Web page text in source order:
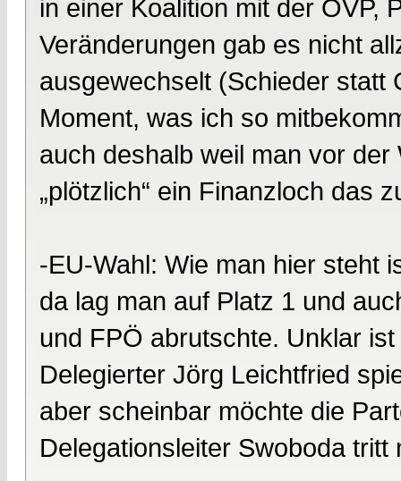
in einer Koalition mit der ÖVP,
Veränderungen gab es nicht
ausgewechselt (Schieder statt
Moment, was ich so
auch deshalb weil man vor
„plötzlich“ ein Finanzloch das
-EU-Wahl: Wie man hier steht
da lag man auf Platz 1 und
und FPÖ abrutschte. Unklar
Delegierter Jörg Leichtfried
aber scheinbar möchte die
Delegationsleiter Swoboda tritt